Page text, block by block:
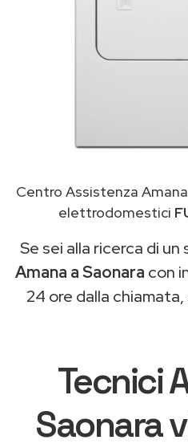
Centro Assistenza
elettrodomestici
Se sei alla ricerca di un
Amana a Saonara con
24 ore dalla
Tecnici
Saonara